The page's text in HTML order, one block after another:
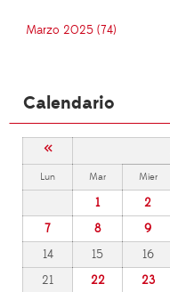
Marzo 2025 (74)
Calendario
«
Lun Mar Mier
1 2
7
8 9
14
15 16
21
22 23